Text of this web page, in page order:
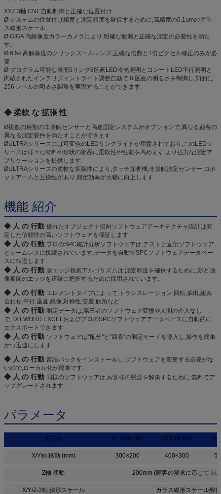
XYZ 3軸 CNC自動制御と正確な位置付け
Ø システムの位置付け精度と測定精度を確保するために,高精度の0.1umのグラ
ス線形スケール;
Ø GIGA 高解像度カラーカメラにより,明確な観測と正確な測定の必要性を満た
す.
Ø 6.5x 高解像度のクリックズームレンズ,正確な倍数と1倍ピクセル修正のみが必
要
Ø プログラム可能な表面5リング8区画LED冷光照明とコンートLED平行照明と
内蔵されたインテリジェントライト調整自動で 8 区画の明るさを制御し,知的に
256 レベルの明るさ調整を実現することができます.
◆ 柔軟 な 拡張 性
Ø複数の種類の非接触センサーと高速固定システムがオプションで,異なる顧客の
異なる測定要件を満たすことができます.
ØULTRAシリーズには可変色のLEDリングライトが用意されており,このLEDシ
リーズは様々な材料や形状の部品に柔軟性や性能を高めます.より強力な測定ア
プリケーションを提供します.
ØULTRAシリーズの柔軟な拡張性により,タッチ探査機,非接触測定センサー,ロボ
ットアームと互換性があり,測定効率が大幅に向上します.
機能 紹介
◆ 人 の 行動 優れたオブジェクト指向ソフトウェアアーキテクチャ設計は安
定した信頼性の高いソフトウェアを保証します
◆ 人 の 行動 プロのSPC統計分析ソフトウェアは,テストと宣伝ソフトウェア
とシームレスに接続されています.データを自動でSPCソフトウェアデータベー
スに転送します.
◆ 人 の 行動 超エッジ検索アルゴリズムは,測定精度を確保するために,影と画
像期間のエッジを正確に把握するために採用されています.
◆ 人 の 行動 エレメントタイプによって,トランスレーション,回転,抽出,組み
合わせ,平行,垂直,鏡像,対称性,交差,触角など.
◆ 人 の 行動 測定データは,第三者のソフトウェア変換や人間の介入なし
で,TXT.WORD.EXCELおよびプロのSPCソフトウェアデータベースに自動的に
エクスポートできます.
◆ 人 の 行動 ソフトウェアは"配分"と"回収"の測定モードを導入し,操作を簡単
かつ迅速にします.
◆ 人 の 行動 言語パックをインストールし,ソフトウェアを変更する必要がな
いので,ローカル化が簡単です.
◆ 人 の 行動 同様のソフトウェアは,お客様の懸念を解決するために,無料でア
ップグレードされます.
パラメータ
モデル ULTRA 300 ULTRA 400
X/Y軸 移動 (mm) 300×200 400×300
Z軸 移動 200mm (顧客の要求に応じて上
X/Y/Z-3軸 線形スケール ガラス線形スケール解